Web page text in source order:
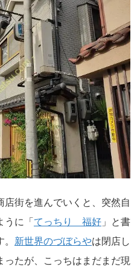
街を進んでいくと、突然自
に「 てっちり 福好 」と書
新世界のづぼらやは閉店し
たが、こっちはまだまだ現